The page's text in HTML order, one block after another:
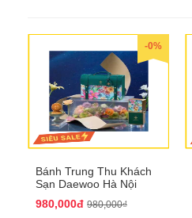
-0%
Bánh Trung Thu Khách
Sạn Daewoo Hà Nội
QTTT30
980,000đ 980,000₫